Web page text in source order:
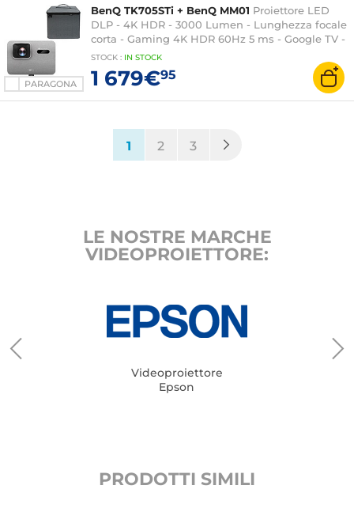
PARAGONA
BenQ TK705STi + BenQ MM01 Proiettore LED
DLP - 4K HDR - 3000 Lumen - Lunghezza focale
corta - Gaming 4K HDR 60Hz 5 ms - Google TV -
HDMI 2.1 - USB - 2 altoparlanti da 8 Watt +
STOCK : IN STOCK
1 679€95
1(current)
2 3
LE NOSTRE MARCHE
VIDEOPROIETTORE:
Videoproiettore
Epson
PRODOTTI SIMILI